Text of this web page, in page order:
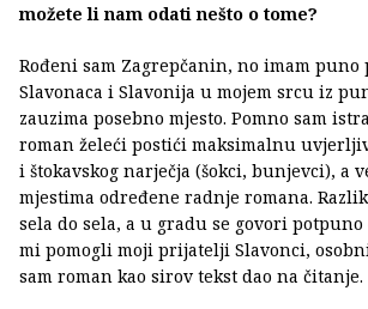
možete li nam odati nešto o tome?
Rođeni sam Zagrepčanin, no imam puno
Slavonaca i Slavonija u mojem srcu iz
zauzima posebno mjesto. Pomno sam
roman želeći postići maksimalnu
i štokavskog narječja (šokci, bunjevci), a
mjestima određene radnje romana.
sela do sela, a u gradu se govori
mi pomogli moji prijatelji Slavonci,
sam roman kao sirov tekst dao na čitanje.